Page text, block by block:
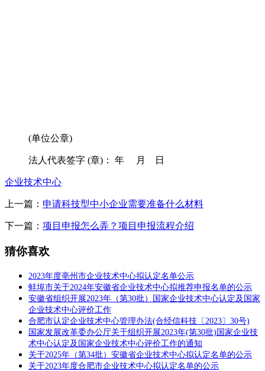
(单位公章)
法人代表签字 (章)： 年 月 日
企业技术中心
上一篇： 申请科技型中小企业需要准备什么材料
下一篇： 项目申报怎么弄？项目申报流程介绍
猜你喜欢
2023年度亳州市企业技术中心拟认定名单公示
蚌埠市关于2024年安徽省企业技术中心拟推荐申报名单的公示
安徽省组织开展2023年（第30批）国家企业技术中心认定及国家
企业技术中心评价工作
合肥市认定企业技术中心管理办法(合经信科技〔2023〕30号)
国家发展改革委办公厅关于组织开展2023年(第30批)国家企业技
术中心认定及国家企业技术中心评价工作的通知
关于2025年（第34批）安徽省企业技术中心拟认定名单的公示
关于2023年度合肥市企业技术中心拟认定名单的公示